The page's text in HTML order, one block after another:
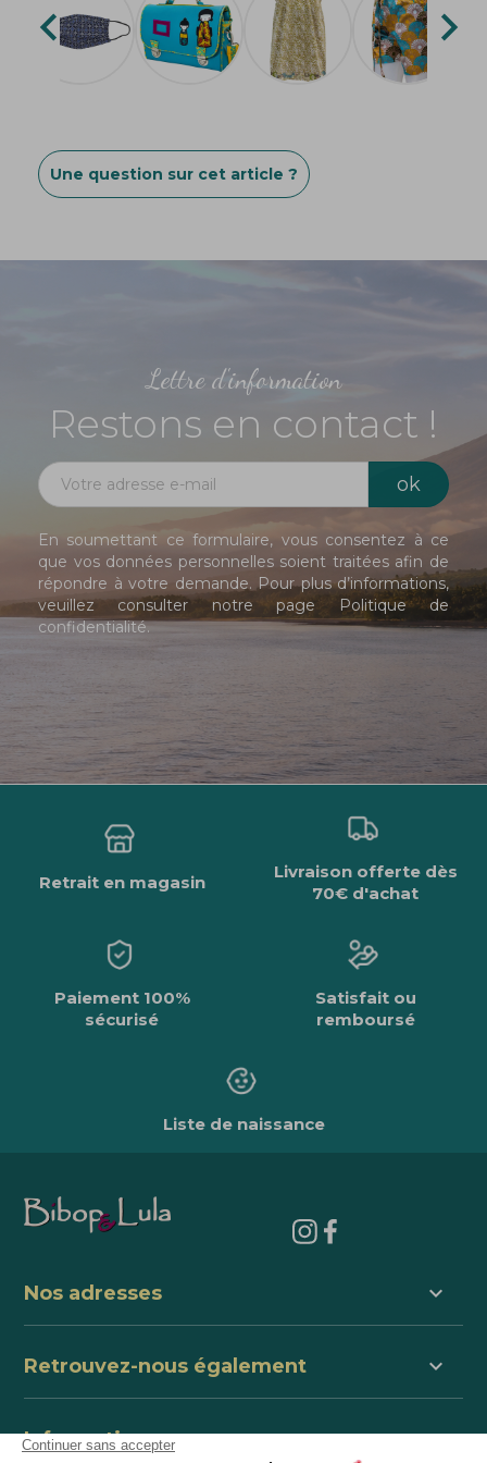
 
Une question sur cet article ?
Lettre d'information
Restons en contact !
En soumettant ce formulaire, vous consentez à ce
que vos données personnelles soient traitées afin de
répondre à votre demande. Pour plus d’informations,
veuillez consulter notre page Politique de
confidentialité.
Retrait en magasin
Livraison offerte dès
70€ d'achat
Paiement 100%
sécurisé
Satisfait ou
remboursé
Liste de naissance
Nos adresses keyboard_arrow_down
Retrouvez-nous également keyboard_arrow_down
Informations keyboard_arrow_down